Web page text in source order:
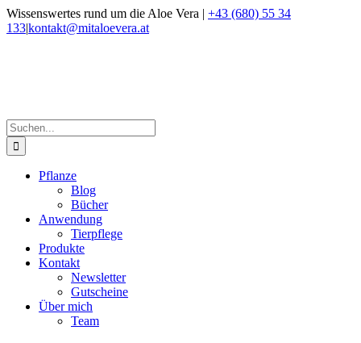
Zum
Inhalt
Wissenswertes rund um die Aloe Vera | +43 (680) 55 34
133|kontakt@mitaloevera.at
Suche
nach:
Pflanze
Blog
Bücher
Anwendung
Tierpflege
Produkte
Kontakt
Newsletter
Gutscheine
Über mich
Team